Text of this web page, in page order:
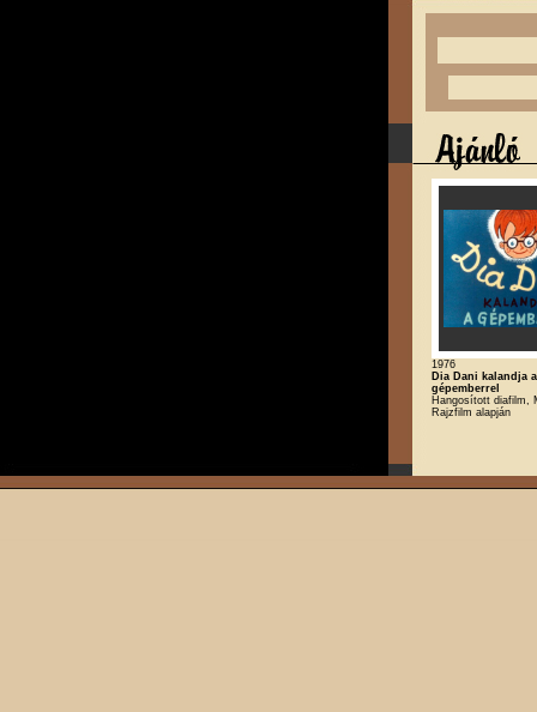
1976
Dia Dani kalandja a
gépemberrel
Hangosított diafilm,
Rajzfilm alapján